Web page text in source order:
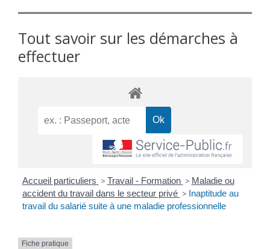
Tout savoir sur les démarches à
effectuer
Accueil particuliers > Travail - Formation > Maladie ou
accident du travail dans le secteur privé > Inaptitude au
travail du salarié suite à une maladie professionnelle
Fiche pratique